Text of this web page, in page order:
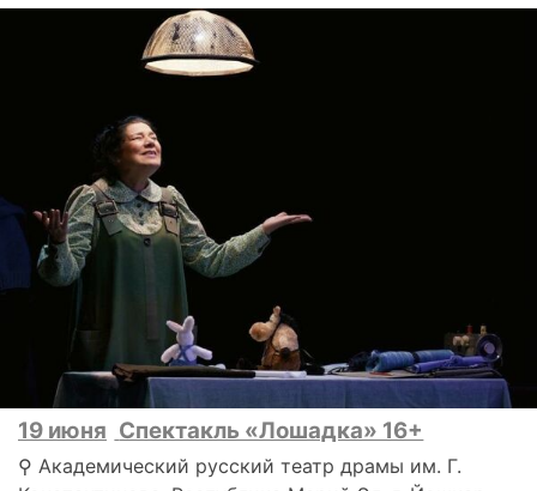
19 июня Спектакль «Лошадка» 16+
⚲ Академический русский театр драмы им. Г.